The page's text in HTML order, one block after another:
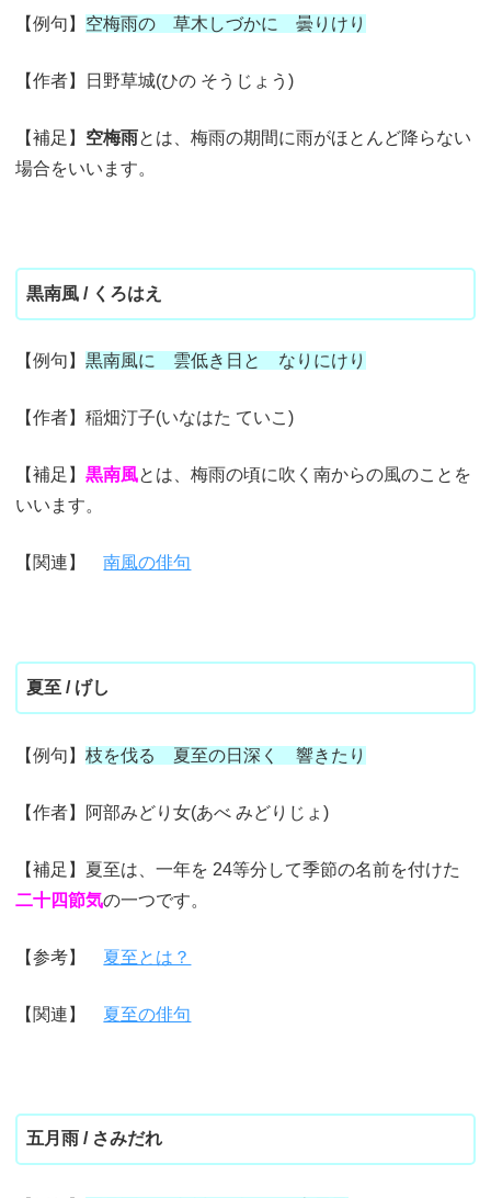
【例句】 空梅雨の 草木しづかに 曇りけり
【作者】日野草城(ひの そうじょう)
【補足】 空梅雨とは、梅雨の期間に雨がほとんど降らない
場合をいいます。
黒南風 / くろはえ
【例句】黒南風に 雲低き日と なりにけり
【作者】稲畑汀子(いなはた ていこ)
【補足】黒南風とは、梅雨の頃に吹く南からの風のことを
いいます。
【関連】南風の俳句
夏至 / げし
【例句】枝を伐る 夏至の日深く 響きたり
【作者】阿部みどり女(あべ みどりじょ)
【補足】夏至は、一年を 24等分して季節の名前を付けた
二十四節気の一つです。
【参考】 夏至とは？
【関連】 夏至の俳句
五月雨 / さみだれ